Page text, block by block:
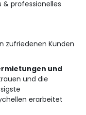
& professionelles
zufriedenen Kunden
und
und die
erarbeitet